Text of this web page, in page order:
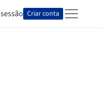
Criar conta